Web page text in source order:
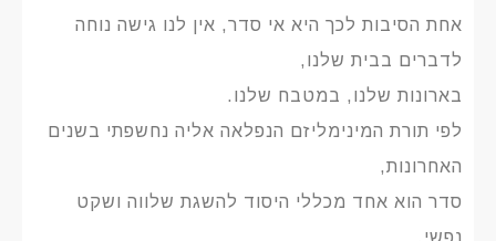
אחת הסיבות לכך היא אי סדר, אין לנו גישה נוחה
לדברים בבית שלנו,
בארונות שלנו, במטבח שלנו.
לפי תורת המינימליזם הנפלאה אליה נחשפתי בשנים
האחרונות,
סדר הוא אחד מכללי היסוד להשגת שלווה ושקט
נפשי,